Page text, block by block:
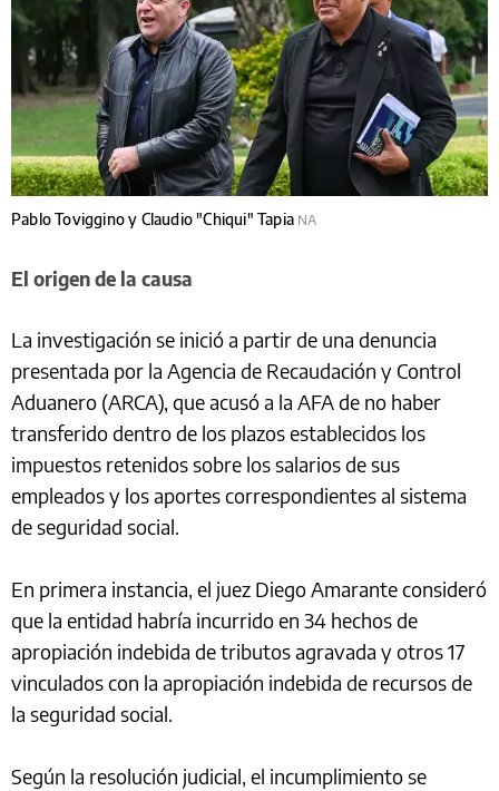
Pablo Toviggino y Claudio "Chiqui" Tapia NA
El origen de la causa
La investigación se inició a partir de una denuncia
presentada por la Agencia de Recaudación y Control
Aduanero (ARCA), que acusó a la AFA de no haber
transferido dentro de los plazos establecidos los
impuestos retenidos sobre los salarios de sus
empleados y los aportes correspondientes al sistema
de seguridad social.
En primera instancia, el juez Diego Amarante consideró
que la entidad habría incurrido en 34 hechos de
apropiación indebida de tributos agravada y otros 17
vinculados con la apropiación indebida de recursos de
la seguridad social.
Según la resolución judicial, el incumplimiento se